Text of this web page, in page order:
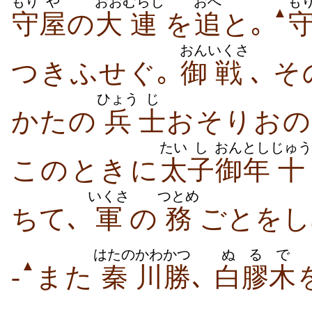
守屋の大 連 を追 と｡ ▲
つき​ふせぐ｡ 御
おん
戦
いくさ
､ そ
かたの 兵
ひょう
士
じ
おそり​お
この​とき​に 太
たい
子
し
御年
おんとし
十
じゅう
ち​て､ 軍
いくさ
の 務
つとめ
ごと​を​
- ▲ また 秦
はたの
川勝
かわかつ
､ 白膠木
ぬるで